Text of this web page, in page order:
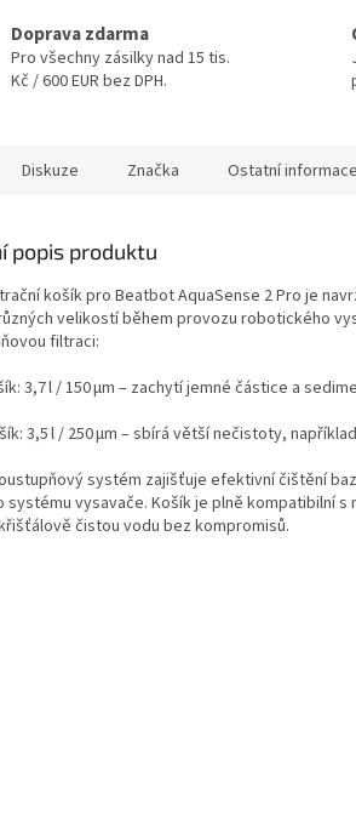
Doprava zdarma
Pro všechny zásilky nad 15 tis.
Kč / 600 EUR bez DPH.
Diskuze Značka Ostatní informace
popis produktu
košík pro Beatbot AquaSense 2 Pro je
velikostí během provozu robotického
filtraci:
3,7 l / 150 µm – zachytí jemné částice a
3,5 l / 250 µm – sbírá větší nečistoty,
systém zajišťuje efektivní čištění
systému vysavače. Košík je plně kompatibilní s
čistou vodu bez kompromisů.